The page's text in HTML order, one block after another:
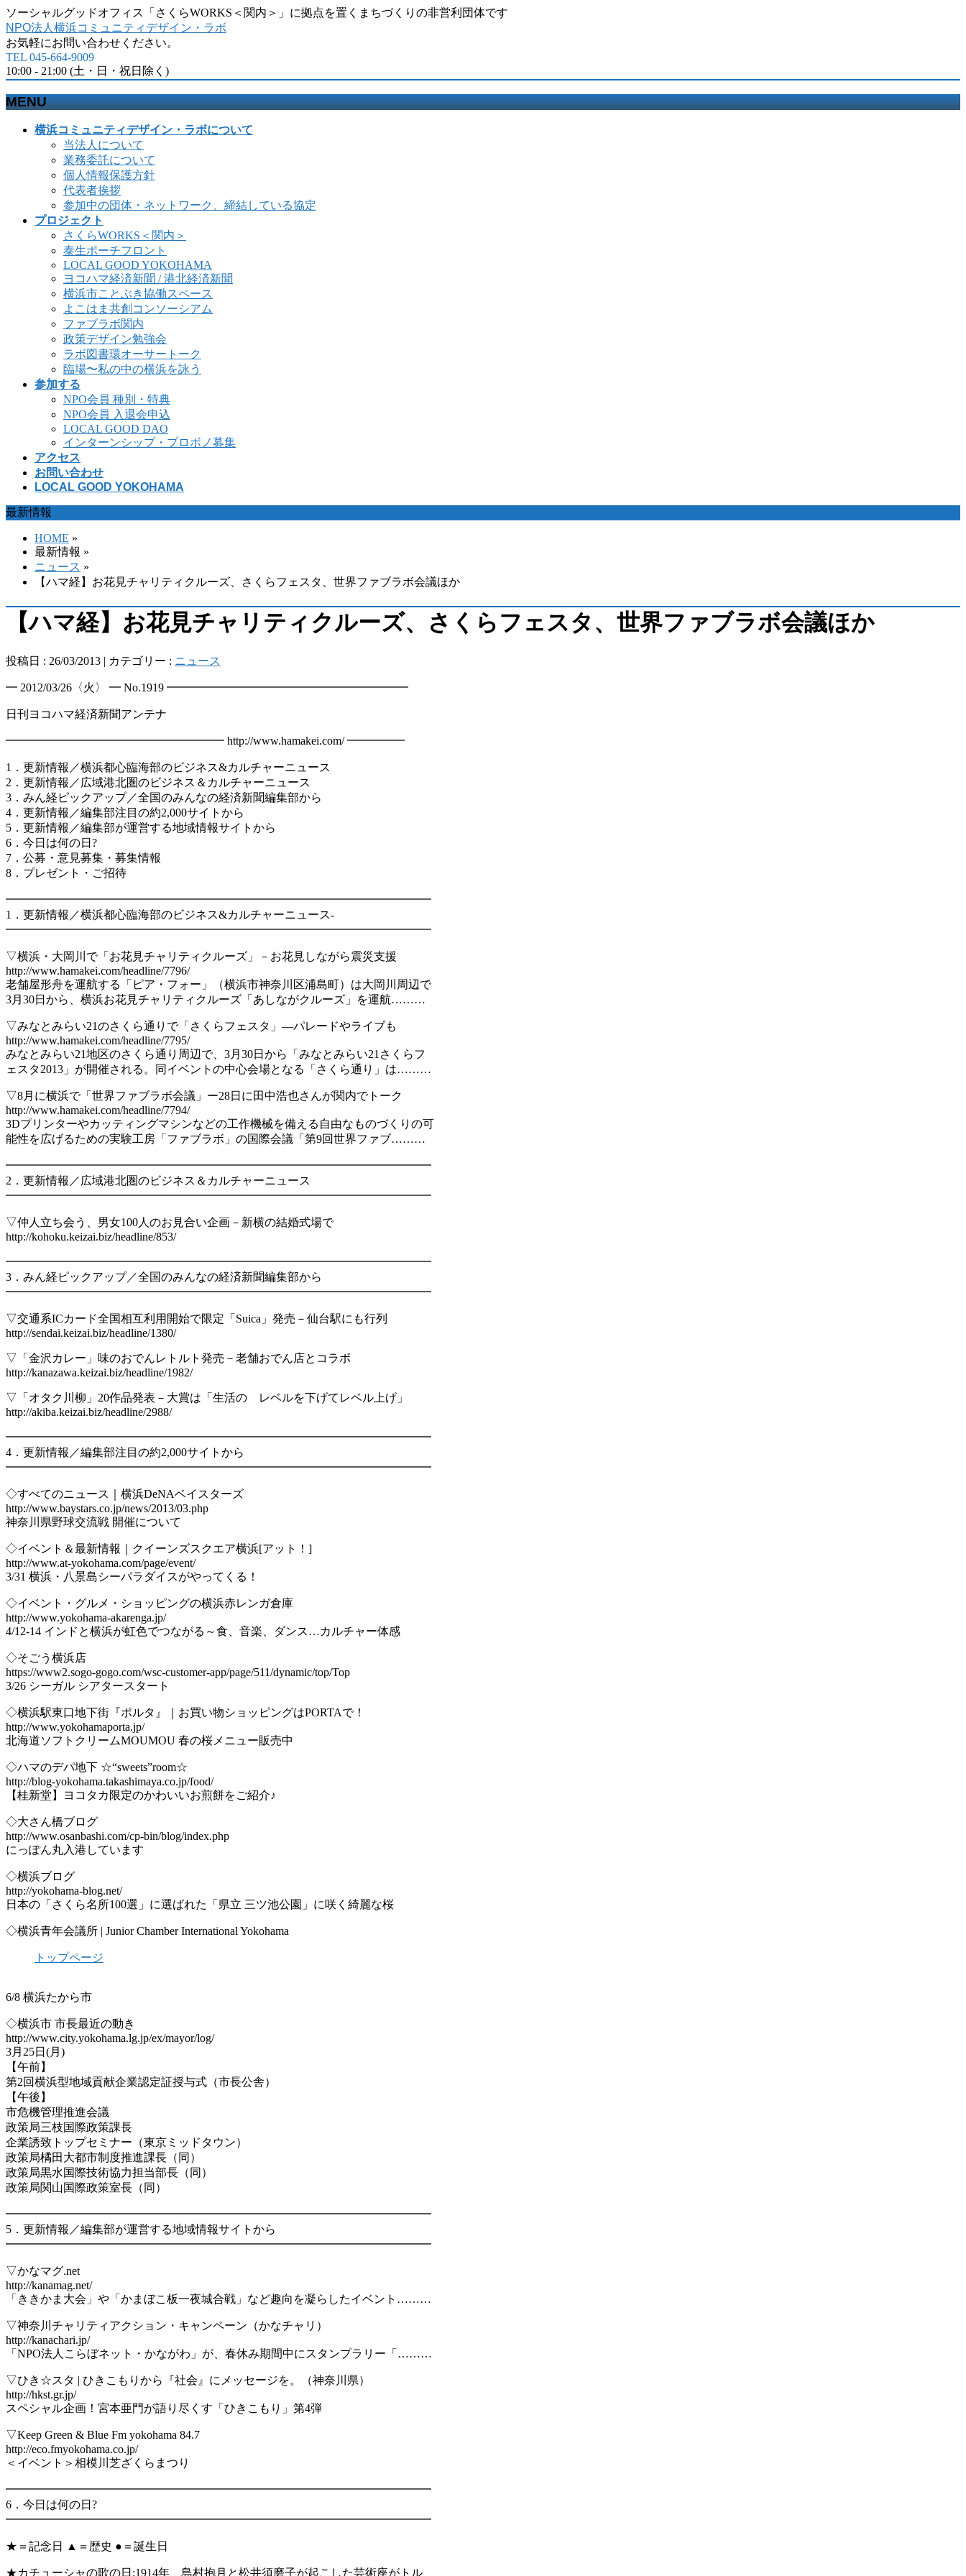
ソーシャルグッドオフィス「さくらWORKS＜関内＞」に拠点を置くまちづくりの非営利団体です
NPO法人横浜コミュニティデザイン・ラボ
お気軽にお問い合わせください。
TEL 045-664-9009
10:00 - 21:00 (土・日・祝日除く)
MENU
横浜コミュニティデザイン・ラボについて
当法人について
業務委託について
個人情報保護方針
代表者挨拶
参加中の団体・ネットワーク、締結している協定
プロジェクト
さくらWORKS＜関内＞
泰生ポーチフロント
LOCAL GOOD YOKOHAMA
ヨコハマ経済新聞 / 港北経済新聞
横浜市ことぶき協働スペース
よこはま共創コンソーシアム
ファブラボ関内
政策デザイン勉強会
ラボ図書環オーサートーク
臨場〜私の中の横浜を詠う
参加する
NPO会員 種別・特典
NPO会員 入退会申込
LOCAL GOOD DAO
インターンシップ・プロボノ募集
アクセス
お問い合わせ
LOCAL GOOD YOKOHAMA
最新情報
HOME »
最新情報 »
ニュース »
【ハマ経】お花見チャリティクルーズ、さくらフェスタ、世界ファブラボ会議ほか
【ハマ経】お花見チャリティクルーズ、さくらフェスタ、世界ファブラボ会議ほか
投稿日 : 26/03/2013 | カテゴリー : ニュース
━ 2012/03/26〈火〉 ━ No.1919 ━━━━━━━━━━━━━━━━━━━━━
日刊ヨコハマ経済新聞アンテナ
━━━━━━━━━━━━━━━━━━━ http://www.hamakei.com/ ━━━━━
1．更新情報／横浜都心臨海部のビジネス&カルチャーニュース
2．更新情報／広域港北圏のビジネス＆カルチャーニュース
3．みん経ピックアップ／全国のみんなの経済新聞編集部から
4．更新情報／編集部注目の約2,000サイトから
5．更新情報／編集部が運営する地域情報サイトから
6．今日は何の日?
7．公募・意見募集・募集情報
8．プレゼント・ご招待
━━━━━━━━━━━━━━━━━━━━━━━━━━━━━━━━━━━━━
1．更新情報／横浜都心臨海部のビジネス&カルチャーニュース-
━━━━━━━━━━━━━━━━━━━━━━━━━━━━━━━━━━━━━
▽横浜・大岡川で「お花見チャリティクルーズ」－お花見しながら震災支援
http://www.hamakei.com/headline/7796/
老舗屋形舟を運航する「ピア・フォー」（横浜市神奈川区浦島町）は大岡川周辺で
3月30日から、横浜お花見チャリティクルーズ「あしながクルーズ」を運航………
▽みなとみらい21のさくら通りで「さくらフェスタ」―パレードやライブも
http://www.hamakei.com/headline/7795/
みなとみらい21地区のさくら通り周辺で、3月30日から「みなとみらい21さくらフ
ェスタ2013」が開催される。同イベントの中心会場となる「さくら通り」は………
▽8月に横浜で「世界ファブラボ会議」ー28日に田中浩也さんが関内でトーク
http://www.hamakei.com/headline/7794/
3Dプリンターやカッティングマシンなどの工作機械を備える自由なものづくりの可
能性を広げるための実験工房「ファブラボ」の国際会議「第9回世界ファブ………
━━━━━━━━━━━━━━━━━━━━━━━━━━━━━━━━━━━━━
2．更新情報／広域港北圏のビジネス＆カルチャーニュース
━━━━━━━━━━━━━━━━━━━━━━━━━━━━━━━━━━━━━
▽仲人立ち会う、男女100人のお見合い企画－新横の結婚式場で
http://kohoku.keizai.biz/headline/853/
━━━━━━━━━━━━━━━━━━━━━━━━━━━━━━━━━━━━━
3．みん経ピックアップ／全国のみんなの経済新聞編集部から
━━━━━━━━━━━━━━━━━━━━━━━━━━━━━━━━━━━━━
▽交通系ICカード全国相互利用開始で限定「Suica」発売－仙台駅にも行列
http://sendai.keizai.biz/headline/1380/
▽「金沢カレー」味のおでんレトルト発売－老舗おでん店とコラボ
http://kanazawa.keizai.biz/headline/1982/
▽「オタク川柳」20作品発表－大賞は「生活の レベルを下げてレベル上げ」
http://akiba.keizai.biz/headline/2988/
━━━━━━━━━━━━━━━━━━━━━━━━━━━━━━━━━━━━━
4．更新情報／編集部注目の約2,000サイトから
━━━━━━━━━━━━━━━━━━━━━━━━━━━━━━━━━━━━━
◇すべてのニュース｜横浜DeNAベイスターズ
http://www.baystars.co.jp/news/2013/03.php
神奈川県野球交流戦 開催について
◇イベント＆最新情報｜クイーンズスクエア横浜[アット！]
http://www.at-yokohama.com/page/event/
3/31 横浜・八景島シーパラダイスがやってくる！
◇イベント・グルメ・ショッピングの横浜赤レンガ倉庫
http://www.yokohama-akarenga.jp/
4/12-14 インドと横浜が虹色でつながる～食、音楽、ダンス…カルチャー体感
◇そごう横浜店
https://www2.sogo-gogo.com/wsc-customer-app/page/511/dynamic/top/Top
3/26 シーガル シアタースタート
◇横浜駅東口地下街『ポルタ』｜お買い物ショッピングはPORTAで！
http://www.yokohamaporta.jp/
北海道ソフトクリームMOUMOU 春の桜メニュー販売中
◇ハマのデパ地下 ☆“sweets”room☆
http://blog-yokohama.takashimaya.co.jp/food/
【桂新堂】ヨコタカ限定のかわいいお煎餅をご紹介♪
◇大さん橋ブログ
http://www.osanbashi.com/cp-bin/blog/index.php
にっぽん丸入港しています
◇横浜ブログ
http://yokohama-blog.net/
日本の「さくら名所100選」に選ばれた「県立 三ツ池公園」に咲く綺麗な桜
◇横浜青年会議所 | Junior Chamber International Yokohama
トップページ
6/8 横浜たから市
◇横浜市 市長最近の動き
http://www.city.yokohama.lg.jp/ex/mayor/log/
3月25日(月)
【午前】
第2回横浜型地域貢献企業認定証授与式（市長公舎）
【午後】
市危機管理推進会議
政策局三枝国際政策課長
企業誘致トップセミナー（東京ミッドタウン）
政策局橘田大都市制度推進課長（同）
政策局黒水国際技術協力担当部長（同）
政策局関山国際政策室長（同）
━━━━━━━━━━━━━━━━━━━━━━━━━━━━━━━━━━━━━
5．更新情報／編集部が運営する地域情報サイトから
━━━━━━━━━━━━━━━━━━━━━━━━━━━━━━━━━━━━━
▽かなマグ.net
http://kanamag.net/
「ききかま大会」や「かまぼこ板一夜城合戦」など趣向を凝らしたイベント………
▽神奈川チャリティアクション・キャンペーン（かなチャリ）
http://kanachari.jp/
「NPO法人こらぼネット・かながわ」が、春休み期間中にスタンプラリー「………
▽ひき☆スタ | ひきこもりから『社会』にメッセージを。（神奈川県）
http://hkst.gr.jp/
スペシャル企画！宮本亜門が語り尽くす「ひきこもり」第4弾
▽Keep Green & Blue Fm yokohama 84.7
http://eco.fmyokohama.co.jp/
＜イベント＞相模川芝ざくらまつり
━━━━━━━━━━━━━━━━━━━━━━━━━━━━━━━━━━━━━
6．今日は何の日?
━━━━━━━━━━━━━━━━━━━━━━━━━━━━━━━━━━━━━
★＝記念日 ▲＝歴史 ●＝誕生日
★カチューシャの歌の日:1914年、島村抱月と松井須磨子が起こした芸術座がトル